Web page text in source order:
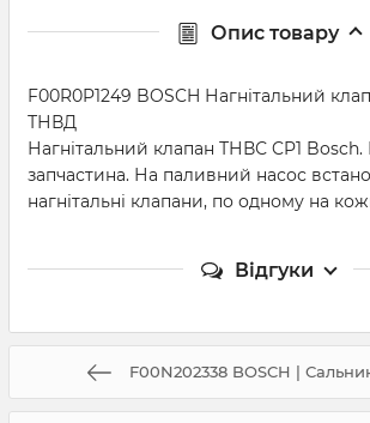
Опис товару
F00R0P1249 BOSCH Нагнітальний
ТНВД
Нагнітальний клапан ТНВС CP1
запчастина. На паливний насос
нагнітальні клапани, по одному на
Відгуки
F00N202338 BOSCH |